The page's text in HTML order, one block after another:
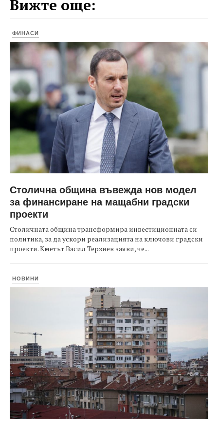
Вижте още:
ФИНАСИ
Столична община въвежда нов модел
за финансиране на мащабни градски
проекти
Столичната община трансформира инвестиционната си
политика, за да ускори реализацията на ключови градски
проекти. Кметът Васил Терзиев заяви, че...
НОВИНИ